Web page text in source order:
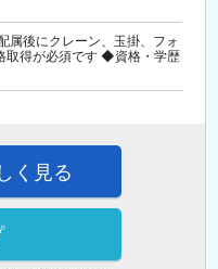
後にクレーン、玉掛、フォ
取得が必須です ◆資格・学歴
く見る